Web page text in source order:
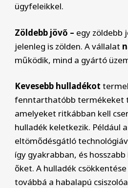
ügyfeleikkel.
Zöldebb jövő – egy zöldebb
jelenleg is zölden. A vállalat
működik, mind a gyártó
Kevesebb hulladékot
fenntarthatóbb termékeket
amelyeket ritkábban kell
hulladék keletkezik. Például
eltömődésgátló
így gyakrabban, és
őket. A hulladék
továbbá a habalapú